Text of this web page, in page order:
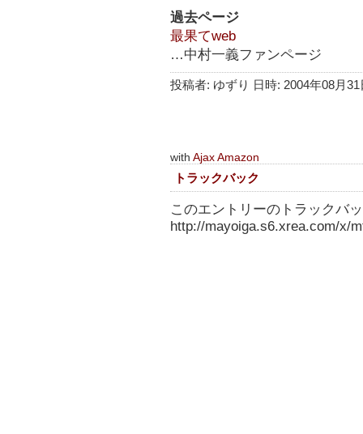
過去ページ
最果てweb
…中村一義ファンページ
投稿者: ゆずり 日時: 2004年08月31
with Ajax Amazon
トラックバック
このエントリーのトラックバ
http://mayoiga.s6.xrea.com/x/